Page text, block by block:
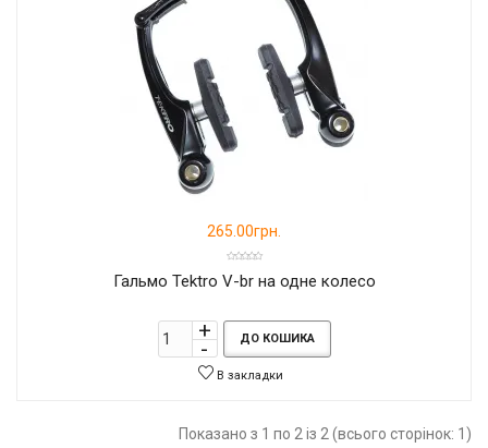
265.00грн.
Гальмо Tektro V-br на одне колесо
ДО КОШИКА
В закладки
Показано з 1 по 2 із 2 (всього сторінок: 1)